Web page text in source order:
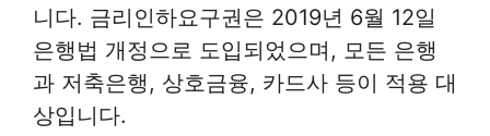
니다. 금리인하요구권은 2019년 6월 12일
은행법 개정으로 도입되었으며, 모든 은행
과 저축은행, 상호금융, 카드사 등이 적용 대
상입니다.